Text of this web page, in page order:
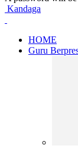
Kandaga
HOME
Guru